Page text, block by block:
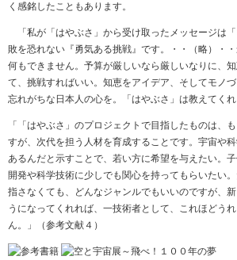
く感銘したこともあります。
「私が「はやぶさ」から受け取ったメッセージは
敗を恐れない『勇気ある挑戦』です。・・（略）・・
何もできません。予算が厳しいなら厳しいなりに、
て、挑戦すればいい。知恵をアイデア、そしてモノ
忘れがちな日本人の心を。「はやぶさ」は教えてくれ
「「はやぶさ」のプロジェクトで目指したものは、
すが、次代を担う人材を育成することです。宇宙や
あるんだと示すことで、若い方に希望を与えたい。
開発や科学技術に少しでも関心を持ってもらいたい
指さなくても、どんなジャンルでもいいのですが、
うになってくれれば、一技術者として、これほどう
ん。」（参考文献４）